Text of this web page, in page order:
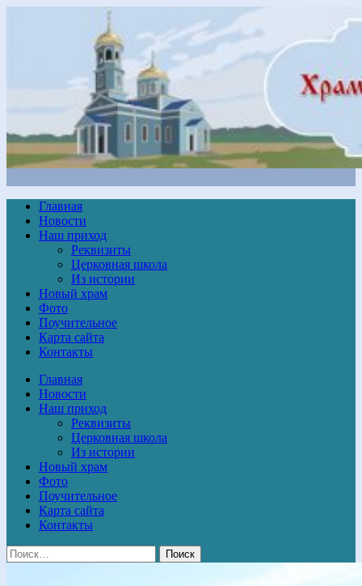
Главная
Новости
Наш приход
Реквизиты
Церковная школа
Из истории
Новый храм
Фото
Поучительное
Карта сайта
Контакты
Главная
Новости
Наш приход
Реквизиты
Церковная школа
Из истории
Новый храм
Фото
Поучительное
Карта сайта
Контакты